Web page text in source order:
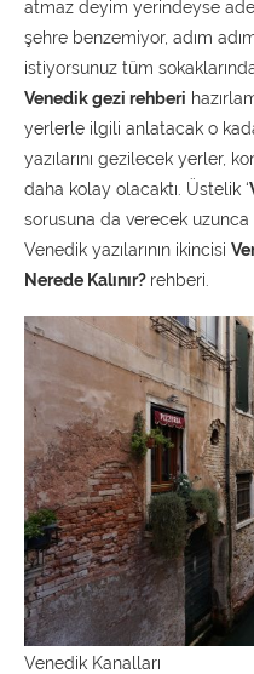
atmaz deyim yerindeyse
şehre benzemiyor, adım
istiyorsunuz tüm
Venedik gezi rehberi
yerlerle ilgili anlatacak o
yazılarını gezilecek yerler,
daha kolay olacaktı. Üstelik ‘
sorusuna da verecek
Venedik yazılarının ikincisi
Nerede Kalınır? rehberi.
Venedik Kanalları